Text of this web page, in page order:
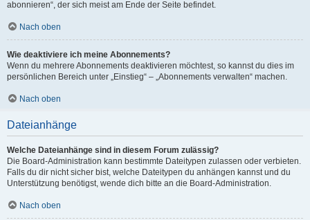
abonnieren“, der sich meist am Ende der Seite befindet.
Nach oben
Wie deaktiviere ich meine Abonnements?
Wenn du mehrere Abonnements deaktivieren möchtest, so kannst du dies im
persönlichen Bereich unter „Einstieg“ – „Abonnements verwalten“ machen.
Nach oben
Dateianhänge
Welche Dateianhänge sind in diesem Forum zulässig?
Die Board-Administration kann bestimmte Dateitypen zulassen oder verbieten.
Falls du dir nicht sicher bist, welche Dateitypen du anhängen kannst und du
Unterstützung benötigst, wende dich bitte an die Board-Administration.
Nach oben